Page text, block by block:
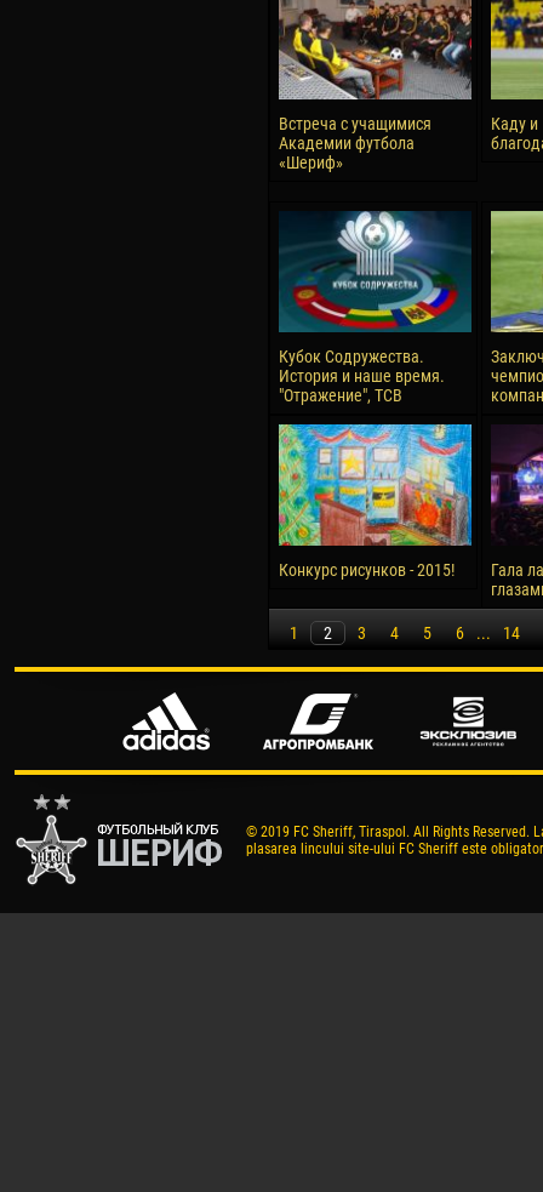
Встреча с учащимися
Академии футбола
«Шериф»
Каду
Кубок Содружества.
История и наше время.
"Отражение", ТСВ
Конкурс рисунков - 2015!
Гала
1 2 3 4 5 6 ... 14
© 2019 FC Sheriff, Tiraspol. All Rights
plasarea lincului site-ului FC Sheriff este